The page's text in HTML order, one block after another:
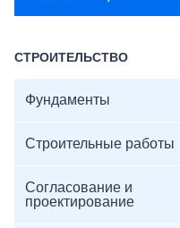
СТРОИТЕЛЬСТВО
Фундаменты
Строительные работы
Согласование и
проектирование